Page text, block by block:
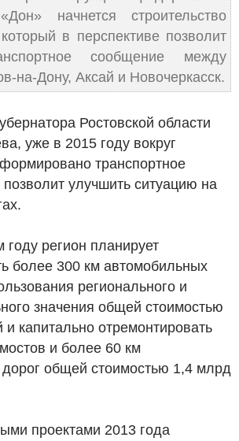
начнется строительство
в перспективе позволит
сообщение между
на-Дону, Аксай и Новочеркасск.
Ростовской области
уже в 2015 году вокруг
транспортное
позволит улучшить ситуацию на
году регион планирует
более 300 км автомобильных
регионального и
значения общей стоимостью
капитально отремонтировать
и более 60 км
общей стоимостью 1,4 млрд
проектами 2013 года